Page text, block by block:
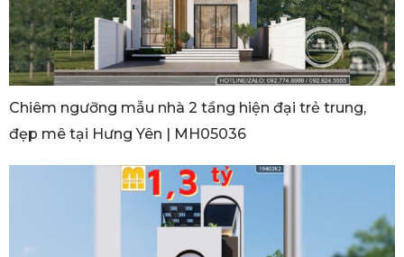
Chiêm ngưỡng mẫu nhà 2 tầng hiện đại trẻ trung,
đẹp mê tại Hưng Yên | MH05036